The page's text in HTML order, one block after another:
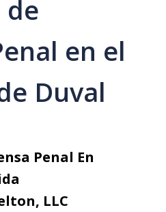
de
en el
Duval
Penal En
LLC